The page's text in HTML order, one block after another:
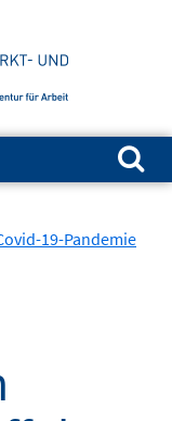
Suchen nach:
19-Pandemie